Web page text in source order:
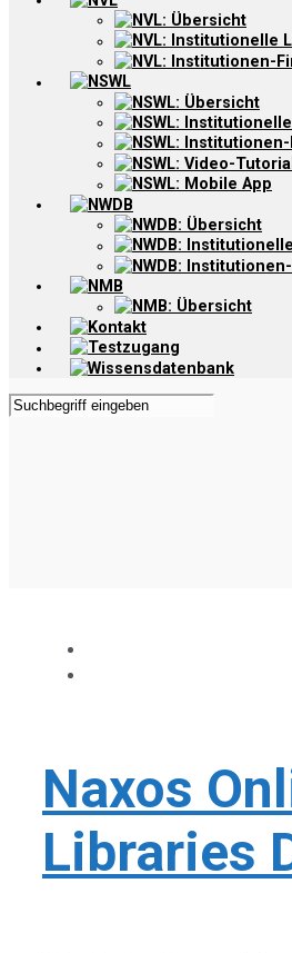
NVL: Übersicht
NVL: Institutionelle
NVL: Institutionen-
NSWL
NSWL: Übersicht
NSWL:
NSWL:
NSWL: Video-
NSWL: Mobile App
NWDB
NWDB: Übersicht
NWDB:
NWDB:
NMB
NMB: Übersicht
Kontakt
Testzugang
Wissensdatenbank
Naxos
Libraries